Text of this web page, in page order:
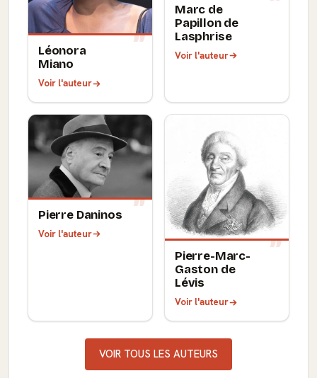
Léonora
Miano
Voir l'auteur
Marc de
Papillon de
Lasphrise
Voir l'auteur
Pierre Daninos
Voir l'auteur
Pierre-Marc-
Gaston de
Lévis
Voir l'auteur
VOIR TOUS LES AUTEURS